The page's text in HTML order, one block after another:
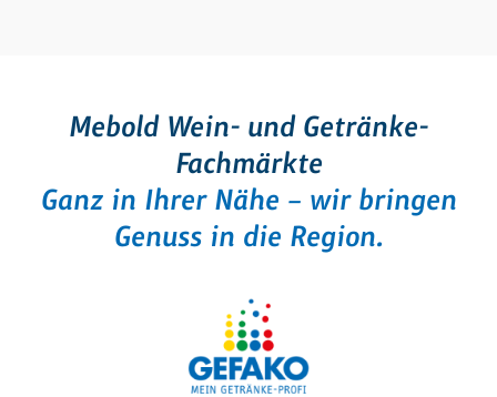
Mebold Wein- und Getränke-
Fachmärkte
Ganz in Ihrer Nähe – wir bringen
Genuss in die Region.